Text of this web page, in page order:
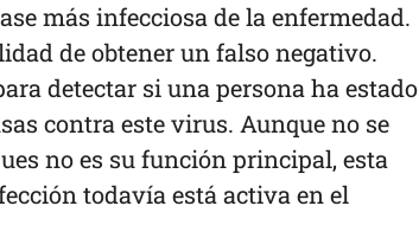
más infecciosa de la enfermedad.
de obtener un falso negativo.
detectar si una persona ha estado
contra este virus. Aunque no se
no es su función principal, esta
todavía está activa en el